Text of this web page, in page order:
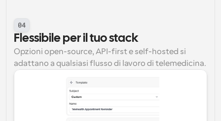
04
Flessibile per il tuo stack
Opzioni open-source, API-first e self-hosted si
adattano a qualsiasi flusso di lavoro di telemedicina.